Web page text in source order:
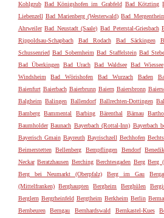
Kohlgrub Bad Königshofen im Grabfeld Bad Kötzting
Liebenzell Bad Marienberg (Westerwald) Bad
Ahrweiler Bad Neustadt (Saale) Bad Peterstal-Griesbach
Rippoldsau-Schapbach
Bad Rodach Bad Säckingen
Schussenried Bad Sobernheim Bad Staffelstein Bad
Bad Überkingen Bad Urach Bad Waldsee Bad Wiessee
Windsheim
Bad Wörishofen Bad Wurzach Baden
Baienfurt Baierbach Baierbrunn Baiern Baiersbronn
Balgheim Balingen Ballendorf Ballrechten-Dottingen
Bamberg
Bammental Barbing Bärenthal Bärnau
Baumholder Baunach Bayerbach (Rottal-Inn) Bayerbach
Bayerisch Gmain Bayreuth Bayrischzell Bechhofen
Beimerstetten
Bellenberg Bempflingen Bendorf
Neckar Beratzhausen Berching Berchtesgaden Berg Berg
Berg bei Neumarkt (Oberpfalz)
Berg im Gau
(Mittelfranken)
Berghaupten Bergheim Berghülen
Berglern Bergrheinfeld Bergtheim Berkheim Berlin
Bernbeuren
Berngau Bernhardswald Bernkastel-Kues